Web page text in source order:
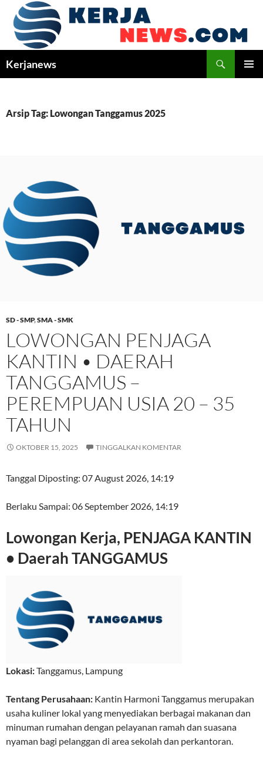
Langsung
Kerjanews
Arsip Tag: Lowongan Tanggamus 2025
SD - SMP,SMA - SMK
LOWONGAN PENJAGA
KANTIN • DAERAH
TANGGAMUS –
PEREMPUAN USIA 20 – 35
TAHUN
OKTOBER 15, 2025 TINGGALKAN KOMENTAR
Tanggal Diposting: 07 August 2026, 14:19
Berlaku Sampai: 06 September 2026, 14:19
Lowongan Kerja, PENJAGA KANTIN
• Daerah TANGGAMUS
Lokasi:Tanggamus, Lampung
Tentang Perusahaan: Kantin Harmoni Tanggamus merupakan
usaha kuliner lokal yang menyediakan berbagai makanan dan
minuman rumahan dengan pelayanan ramah dan suasana
nyaman bagi pelanggan di area sekolah dan perkantoran.